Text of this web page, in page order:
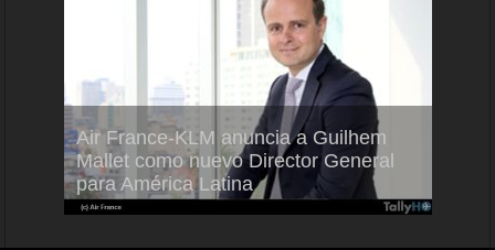
Air France-KLM anuncia a Guilhem
Mallet como nuevo Director General
para América Latina